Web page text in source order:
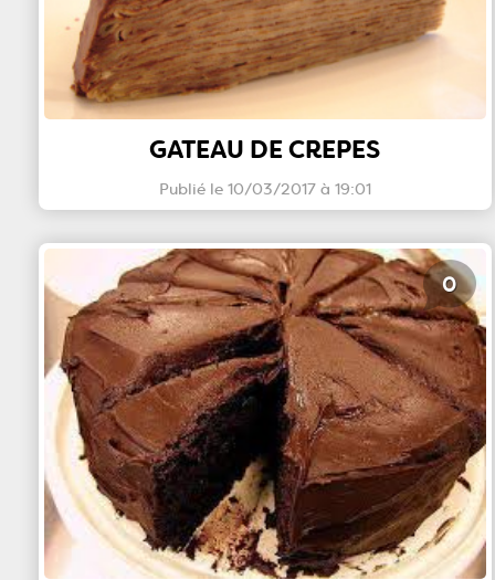
GATEAU DE CREPES
Publié le 10/03/2017 à 19:01
0